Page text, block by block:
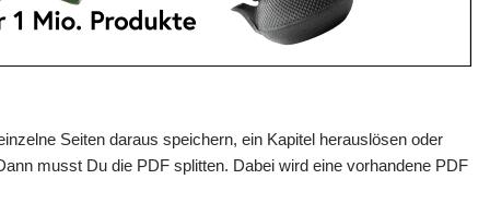
Seiten daraus speichern, ein Kapitel herauslösen oder
musst Du die PDF splitten. Dabei wird eine vorhandene PDF